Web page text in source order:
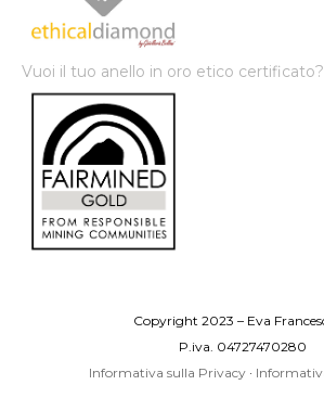
Vuoi il tuo anello in oro etico certificato?
Copyright 2023 – Eva
P.iva. 04727470280
Informativa sulla Privacy ·